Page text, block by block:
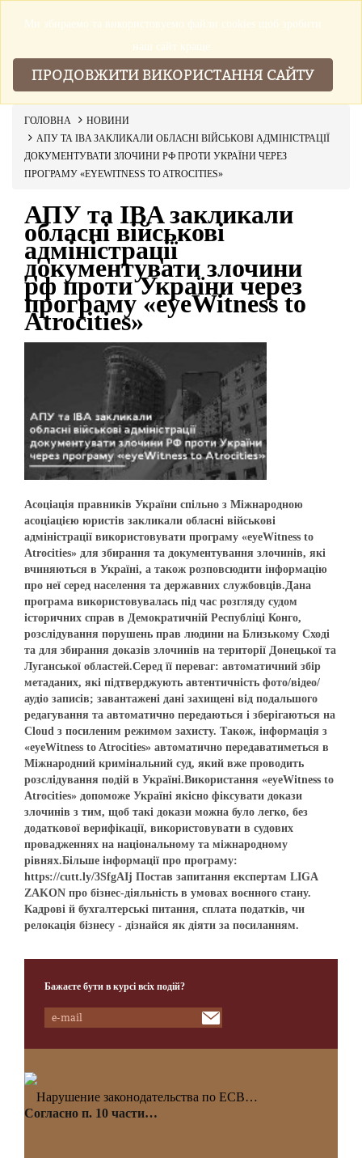
ГОЛОВНА
НОВИНИ
АПУ ТА IBA ЗАКЛИКАЛИ ОБЛАСНІ ВІЙСЬКОВІ АДМІНІСТРАЦІЇ
ДОКУМЕНТУВАТИ ЗЛОЧИНИ РФ ПРОТИ УКРАЇНИ ЧЕРЕЗ
ПРОГРАМУ «EYEWITNESS TO ATROCITIES»
АПУ та IBA закликали
обласні військові
адміністрації
документувати злочини
рф проти України через
програму «eyeWitness to
Atrocities»
Асоціація правників України спільно з Міжнародною
асоціацією юристів закликали обласні військові
адміністрації використовувати програму «eyeWitness to
Atrocities» для збирання та документування злочинів, які
вчиняються в Україні, а також розповсюдити інформацію
про неї серед населення та державних службовців.Дана
програма використовувалась під час розгляду судом
історичних справ в Демократичній Республіці Конго,
розслідування порушень прав людини на Близькому Сході
та для збирання доказів злочинів на території Донецької та
Луганської областей.Серед її переваг: автоматичний збір
метаданих, які підтверджують автентичність фото/відео/
аудіо записів; завантажені дані захищені від подальшого
редагування та автоматично передаються і зберігаються на
Cloud з посиленим режимом захисту. Також, інформація з
«eyeWitness to Atrocities» автоматично передаватиметься в
Міжнародний кримінальний суд, який вже проводить
розслідування подій в Україні.Використання «eyeWitness to
Atrocities» допоможе Україні якісно фіксувати докази
злочинів з тим, щоб такі докази можна було легко, без
додаткової верифікації, використовувати в судових
провадженнях на національному та міжнародному
рівнях.Більше інформації про програму:
https://cutt.ly/3SfgAIj Постав запитання експертам LIGA
ZAKON про бізнес-діяльність в умовах воєнного стану.
Кадрові й бухгалтерські питання, сплата податків, чи
релокація бізнесу - дізнайся як діяти за посиланням.
Бажаєте бути в курсі всіх подій?
Нарушение законодательства по ЕСВ…
Согласно п. 10 части…
Ми збираемо та використовуемо файли cookies щоб зробити
наш сайт краще.
ПРОДОВЖИТИ ВИКОРИСТАННЯ САЙТУ